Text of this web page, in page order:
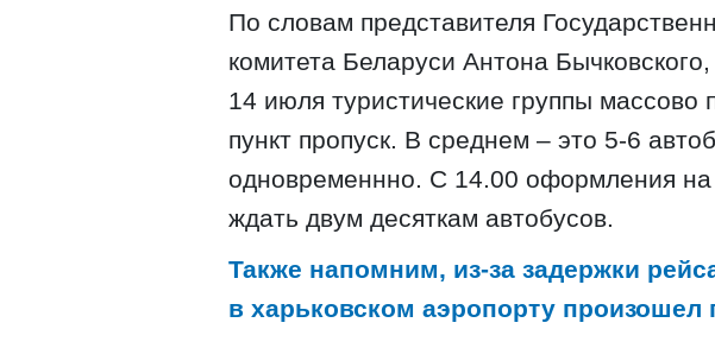
По словам представителя
комитета Беларуси Антона
14 июля туристические группы массово
пункт пропуск. В среднем – это 5-6
одновременнно. С 14.00 оформления на
ждать двум десяткам автобусов.
Также напомним, из-за задержки
в харьковском аэропорту произошел